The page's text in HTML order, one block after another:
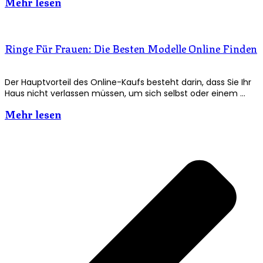
Ringe Für Frauen: Die Besten Modelle Online Finden
Der Hauptvorteil des Online-Kaufs besteht darin, dass Sie Ihr
Haus nicht verlassen müssen, um sich selbst oder einem …
Mehr lesen